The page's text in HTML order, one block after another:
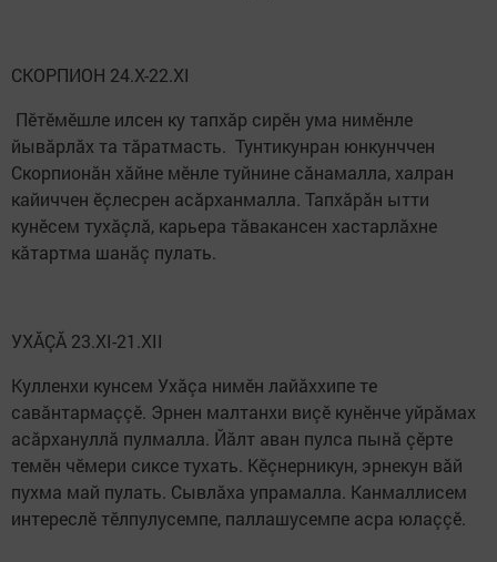
СКОРПИОН 24.X-22.XI
Пӗтӗмӗшле илсен ку тапхăр сирӗн ума нимӗнле
йывăрлăх та тăратмасть. Тунтикунран юнкунччен
Скорпионăн хăйне мӗнле туйнине сăнамалла, халран
кайиччен ӗçлесрен асăрханмалла. Тапхăрăн ытти
кунӗсем тухăçлă, карьера тăвакансен хастарлăхне
кăтартма шанăç пулать.
УХĂÇĂ 23.XI-21.XII
Кулленхи кунсем Ухăçа нимӗн лайăххипе те
савăнтармаççӗ. Эрнен малтанхи виçӗ кунӗнче уйрăмах
асăрхануллă пулмалла. Йăлт аван пулса пынă çӗрте
темӗн чӗмери сиксе тухать. Кӗçнерникун, эрнекун вăй
пухма май пулать. Сывлăха упрамалла. Канмаллисем
интереслӗ тӗлпулусемпе, паллашусемпе асра юлаççӗ.